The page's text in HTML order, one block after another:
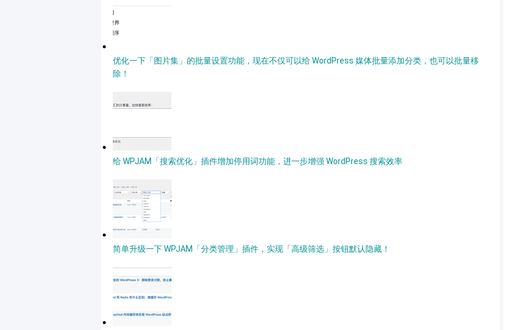
优化一下「图片集」的批量设置功能，现在不仅可以给 WordPress 媒体批量添加分类，也可以批量移
除！
给 WPJAM「搜索优化」插件增加停用词功能，进一步增强 WordPress 搜索效率
简单升级一下 WPJAM「分类管理」插件，实现「高级筛选」按钮默认隐藏！